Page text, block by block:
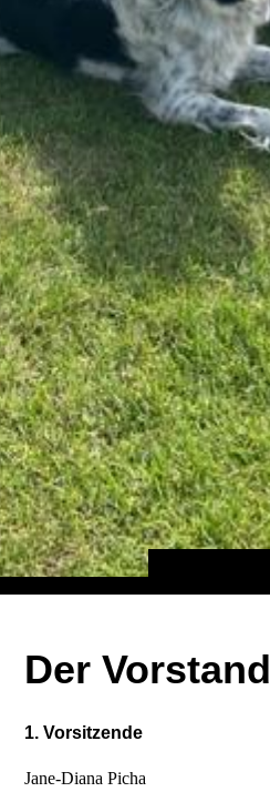
Der Vorstand
1. Vorsitzende
Jane-Diana Picha